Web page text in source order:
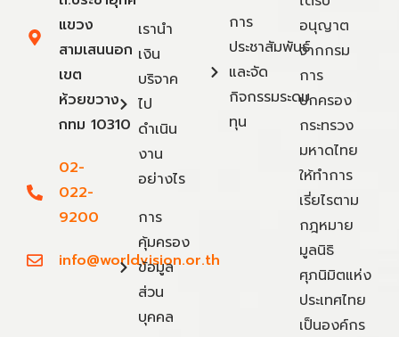
แขวง
สามเสนนอก
เขต
ห้วยขวาง
กทม 10310
02-
022-
9200
info@worldvision.or.th
เรานำ
เงิน
บริจาค
ไป
ดำเนิน
งาน
อย่างไร
การ
คุ้มครอง
ข้อมูล
ส่วน
บุคคล
การ
ประชาสัมพันธ์
และจัด
กิจกรรมระดม
ทุน
อนุญาต
จากกรม
การ
ปกครอง
กระทรวง
มหาดไทย
ให้ทำการ
เรี่ยไรตาม
กฎหมาย
มูลนิธิ
ศุภนิมิตแห่ง
ประเทศไทย
เป็นองค์กร